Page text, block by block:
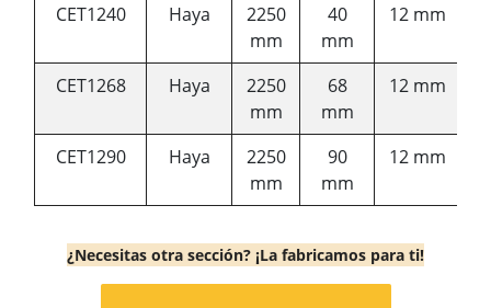
CET1240 Haya
2250
mm
40
mm
12 mm
CET1268 Haya
2250
mm
68
mm
12 mm
CET1290 Haya
2250
mm
90
mm
12 mm
¿Necesitas otra sección? ¡La fabricamos para ti!